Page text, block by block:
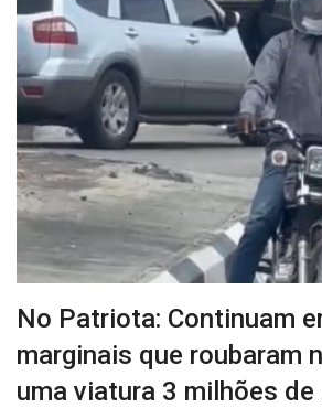
No Patriota: Continuam
marginais que roubaram
uma viatura 3 milhões de